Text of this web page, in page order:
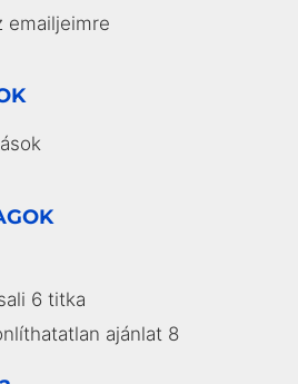
emailjeimre
6 titka
ajánlat 8